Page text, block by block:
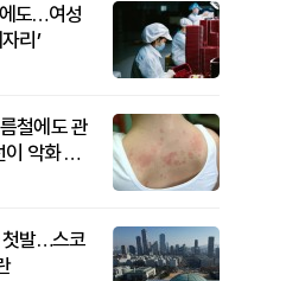
도…여성
리’
철에도 관
이 악화 요
첫발…스코